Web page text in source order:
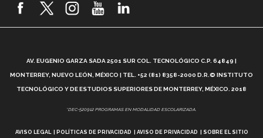
2026! (video)
¿Cómo es el Modelo Educativo Tec? (video)
Vida Tec: Feminismo e Inteligencia Artificial, Paola
AV. EUGENIO GARZA SADA 2501 SUR COL. TECNOLÓGICO C.P. 64849 |
MONTERREY, NUEVO LEÓN, MÉXICO | TEL. +52 (81) 8358-2000 D.R.© INSTITUTO
TECNOLÓGICO Y DE ESTUDIOS SUPERIORES DE MONTERREY, MÉXICO. 2018
*DEC-520912 PROGRAMAS EN MODALIDAD ESCOLARIZADA.
AVISO LEGAL POLÍTICAS DE PRIVACIDAD AVISO DE PRIVACIDAD SOBRE EL SITIO